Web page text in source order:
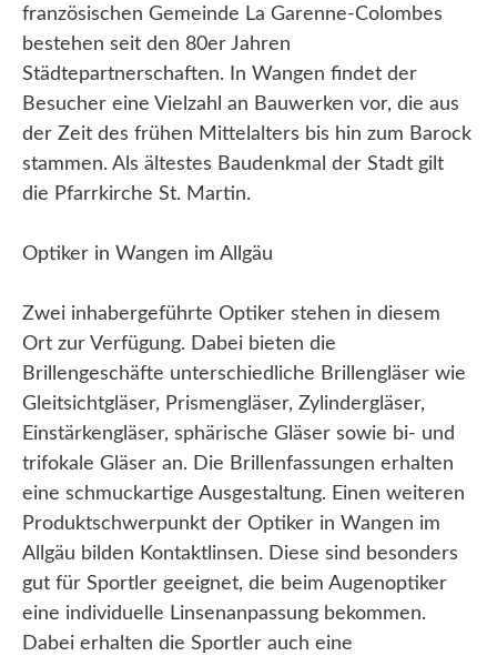
französischen Gemeinde La Garenne-Colombes
bestehen seit den 80er Jahren
Städtepartnerschaften. In Wangen findet der
Besucher eine Vielzahl an Bauwerken vor, die aus
der Zeit des frühen Mittelalters bis hin zum Barock
stammen. Als ältestes Baudenkmal der Stadt gilt
die Pfarrkirche St. Martin.
Optiker in Wangen im Allgäu
Zwei inhabergeführte Optiker stehen in diesem
Ort zur Verfügung. Dabei bieten die
Brillengeschäfte unterschiedliche Brillengläser wie
Gleitsichtgläser, Prismengläser, Zylindergläser,
Einstärkengläser, sphärische Gläser sowie bi- und
trifokale Gläser an. Die Brillenfassungen erhalten
eine schmuckartige Ausgestaltung. Einen weiteren
Produktschwerpunkt der Optiker in Wangen im
Allgäu bilden Kontaktlinsen. Diese sind besonders
gut für Sportler geeignet, die beim Augenoptiker
eine individuelle Linsenanpassung bekommen.
Dabei erhalten die Sportler auch eine